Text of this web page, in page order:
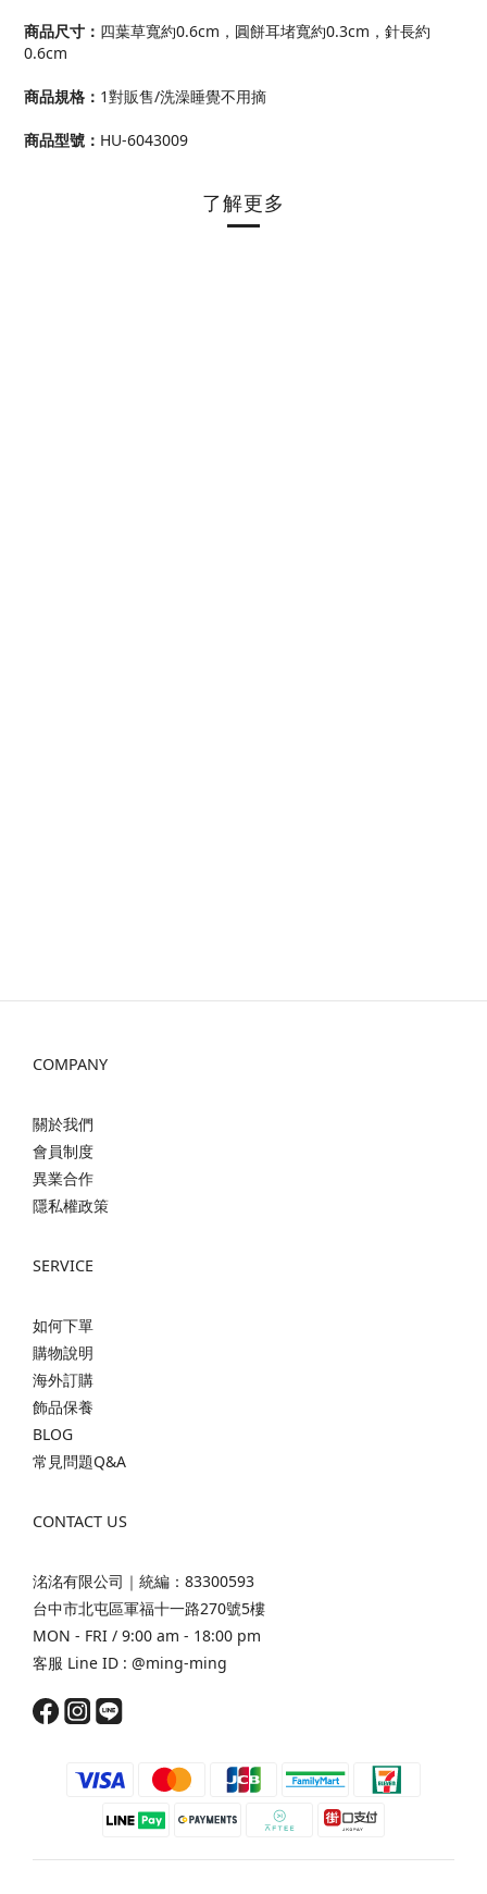
商品尺寸 ： 四葉草寬約0.6cm，圓餅耳堵寬約0.3cm，針長約
0.6cm
商品規格 ： 1對販售/洗澡睡覺不用摘
商品型號 ： HU-6043009
了解更多
COMPANY
關於我們
會員制度
異業合作
隱私權政策
SERVICE
如何下單
購物說明
海外訂購
飾品保養
BLOG
常見問題Q&A
CONTACT US
洺洺有限公司｜統編：83300593
台中市北屯區軍福十一路270號5樓
MON - FRI / 9:00 am - 18:00 pm
客服 Line ID : @ming-ming